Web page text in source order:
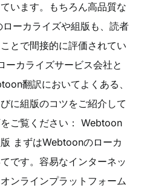
います。もちろん高品質な
ーカライズや組版も、読者
とで間接的に評価されてい
ーカライズサービス会社と
翻訳においてよくある、
に組版のコツをご紹介して
ご覧ください： Webtoon
まずはWebtoonのローカ
です。容易なインターネッ
ンラインプラットフォーム